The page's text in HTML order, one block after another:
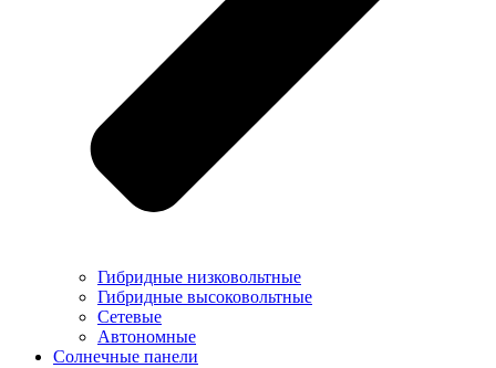
Гибридные низковольтные
Гибридные высоковольтные
Сетевые
Автономные
Солнечные панели